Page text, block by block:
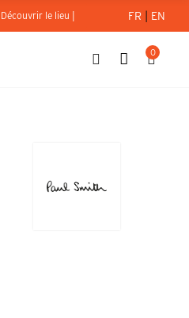
| Découvrir le lieu | FR | EN
0